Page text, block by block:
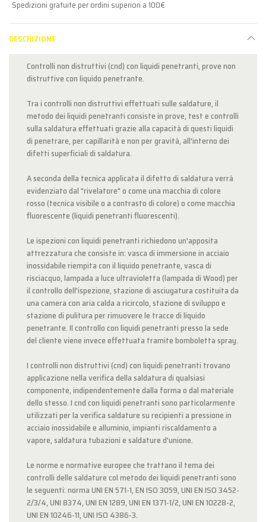
Spedizioni gratuite per ordini superiori a 100€
DESCRIZIONE
Controlli non distruttivi (cnd) con liquidi penetranti, prove non
distruttive con liquido penetrante.
Tra i controlli non distruttivi effettuati sulle saldature, il
metodo dei liquidi penetranti consiste in prove, test e controlli
sulla saldatura effettuati grazie alla capacità di questi liquidi
di penetrare, per capillarità e non per gravità, all'interno dei
difetti superficiali di saldatura.
A seconda della tecnica applicata il difetto di saldatura verrà
evidenziato dal "rivelatore" o come una macchia di colore
rosso (tecnica visibile o a contrasto di colore) o come macchia
fluorescente (liquidi penetranti fluorescenti).
Le ispezioni con liquidi penetranti richiedono un'apposita
attrezzatura che consiste in: vasca di immersione in acciaio
inossidabile riempita con il liquido penetrante, vasca di
risciacquo, lampada a luce ultravioletta (lampada di Wood) per
il controllo dell'ispezione, stazione di asciugatura costituita da
una camera con aria calda a ricircolo, stazione di sviluppo e
stazione di pulitura per rimuovere le tracce di liquido
penetrante. Il controllo con liquidi penetranti presso la sede
del cliente viene invece effettuata tramite bomboletta spray.
I controlli non distruttivi (cnd) con liquidi penetranti trovano
applicazione nella verifica della saldatura di qualsiasi
componente, indipendentemente dalla forma o dal materiale
dello stesso. I cnd con liquidi penetranti sono particolarmente
utilizzati per la verifica saldature su recipienti a pressione in
acciaio inossidabile e alluminio, impianti riscaldamento a
vapore, saldatura tubazioni e saldature d'unione.
Le norme e normative europee che trattano il tema dei
controlli delle saldature col metodo dei liquidi penetranti sono
le seguenti: norma UNI EN 571-1, EN ISO 3059, UNI EN ISO 3452-
2/3/4, UNI 8374, UNI EN 1289, UNI EN 1371-1/2, UNI EN 10228-2,
UNI EN 10246-11, UNI ISO 4386-3.